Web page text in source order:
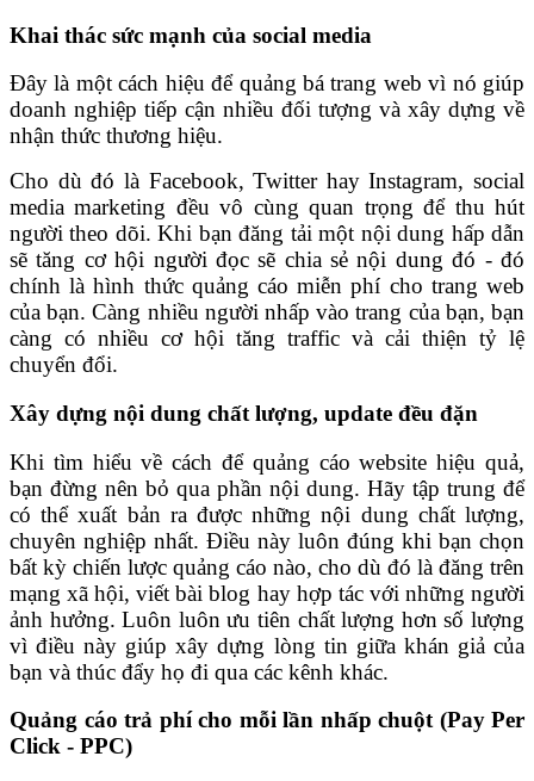
Khai thác sức mạnh của social media
Đây là một cách hiệu để quảng bá trang web vì nó giúp
doanh nghiệp tiếp cận nhiều đối tượng và xây dựng về
nhận thức thương hiệu.
Cho dù đó là Facebook, Twitter hay Instagram, social
media marketing đều vô cùng quan trọng để thu hút
người theo dõi. Khi bạn đăng tải một nội dung hấp dẫn
sẽ tăng cơ hội người đọc sẽ chia sẻ nội dung đó - đó
chính là hình thức quảng cáo miễn phí cho trang web
của bạn. Càng nhiều người nhấp vào trang của bạn, bạn
càng có nhiều cơ hội tăng traffic và cải thiện tỷ lệ
chuyển đổi.
Xây dựng nội dung chất lượng, update đều đặn
Khi tìm hiểu về cách để quảng cáo website hiệu quả,
bạn đừng nên bỏ qua phần nội dung. Hãy tập trung để
có thể xuất bản ra được những nội dung chất lượng,
chuyên nghiệp nhất. Điều này luôn đúng khi bạn chọn
bất kỳ chiến lược quảng cáo nào, cho dù đó là đăng trên
mạng xã hội, viết bài blog hay hợp tác với những người
ảnh hưởng. Luôn luôn ưu tiên chất lượng hơn số lượng
vì điều này giúp xây dựng lòng tin giữa khán giả của
bạn và thúc đẩy họ đi qua các kênh khác.
Quảng cáo trả phí cho mỗi lần nhấp chuột (Pay Per
Click - PPC)